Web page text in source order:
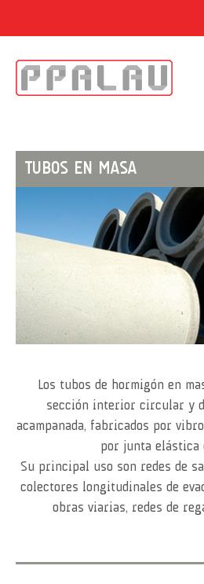
TUBOS EN MASA
Los tubos de hormigón en
sección interior circular y
acampanada, fabricados por
por junta elástica
Su principal uso son redes de
colectores longitudinales de
obras viarias, redes de